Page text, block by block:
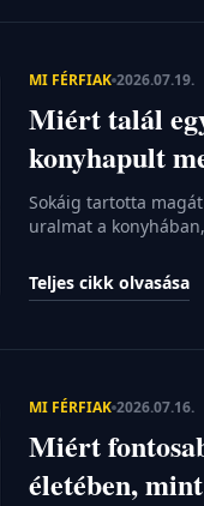
MI FÉRFIAK 2026.07.19.
Miért talál
konyhapult
Sokáig tartotta
uralmat a
változás zajlik a
elvégzendő
Teljes cikk olvasása
MI FÉRFIAK 2026.07.16.
Miért
életében,